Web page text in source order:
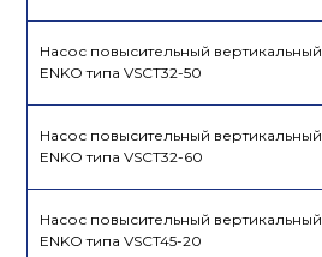
Насос повысительный вертикальный
ENKO типа VSCT32-50
Насос повысительный вертикальный
ENKO типа VSCT32-60
Насос повысительный вертикальный
ENKO типа VSCT45-20